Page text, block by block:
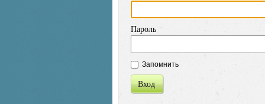
Пароль
Запомнить
Вход